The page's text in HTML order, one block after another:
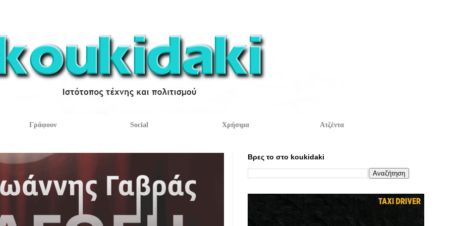
Γράφουν Social Χρήσιμα Ατζέντα
Βρες το στο koukidaki